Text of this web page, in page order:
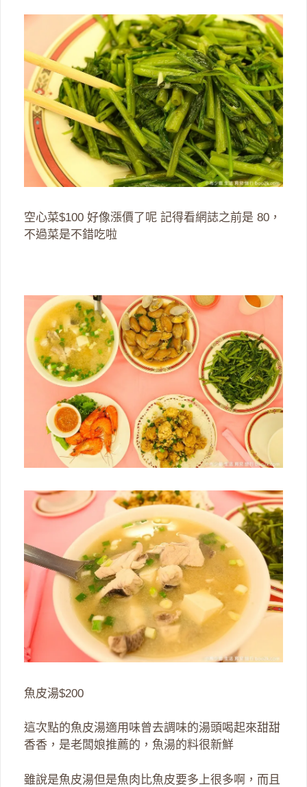
空心菜$100 好像漲價了呢 記得看網誌之前是 80，
不過菜是不錯吃啦
魚皮湯$200
這次點的魚皮湯適用味曾去調味的湯頭喝起來甜甜
香香，是老闆娘推薦的，魚湯的料很新鮮
雖說是魚皮湯但是魚肉比魚皮要多上很多啊，而且